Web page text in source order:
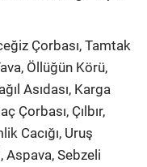
Çorbası, Tamtak
Öllüğün Körü,
Asıdası, Karga
Çorbası, Çılbır,
Cacığı, Uruş
Aspava, Sebzeli